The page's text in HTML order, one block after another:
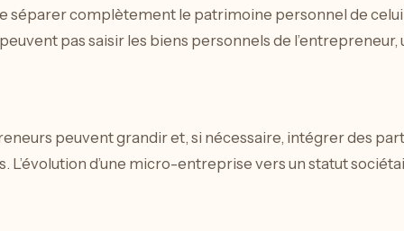
séparer complètement le patrimoine personnel de
pas saisir les biens personnels de
peuvent grandir et, si nécessaire, intégrer des
d’une micro-entreprise vers un statut